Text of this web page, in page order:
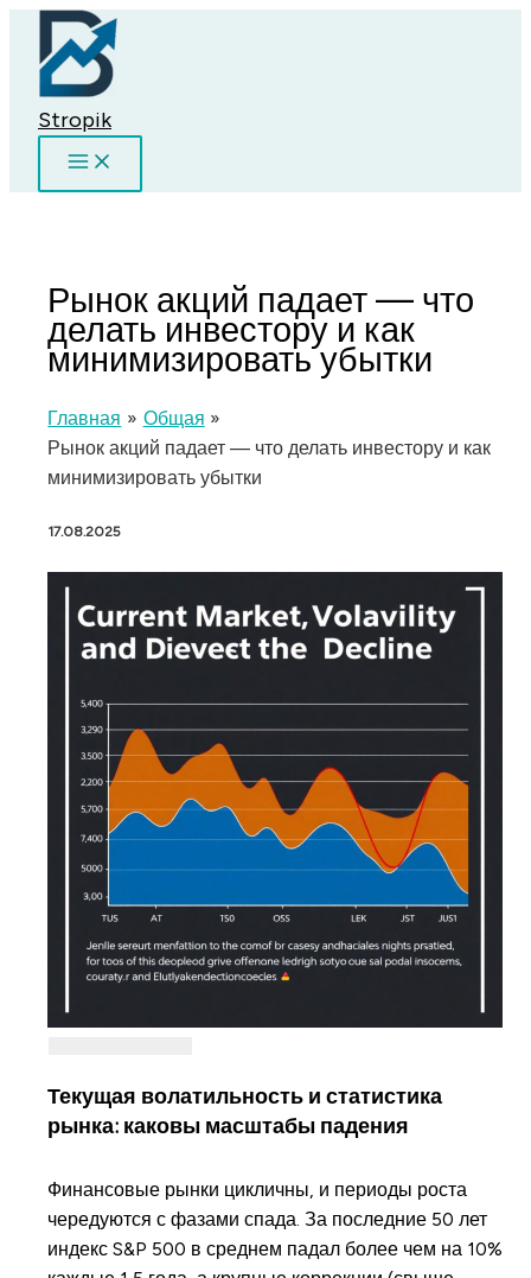
Перейти
содержимому
Stropik
Рынок акций падает — что
делать инвестору и как
минимизировать убытки
Главная
Общая
Рынок акций падает — что делать инвестору и как
минимизировать убытки
17.08.2025
Текущая волатильность и статистика
рынка: каковы масштабы падения
Финансовые рынки цикличны, и периоды роста
чередуются с фазами спада. За последние 50 лет
индекс S&P 500 в среднем падал более чем на 10%